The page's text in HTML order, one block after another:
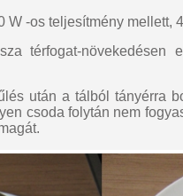
W -os teljesítmény mellett,
térfogat-növekedésen
után a tálból tányérra
csoda folytán nem